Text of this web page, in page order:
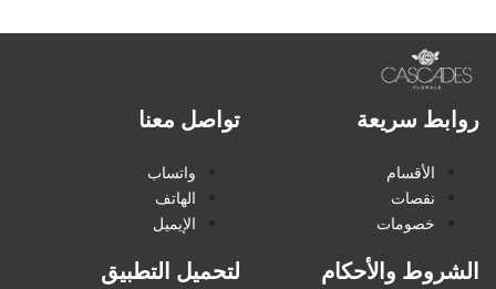
روابط سريعة
الأقسام
نقصات
خصومات
تواصل معنا
واتساب
الهاتف
الإيميل
الشروط والأحكام لتحميل التطبيق